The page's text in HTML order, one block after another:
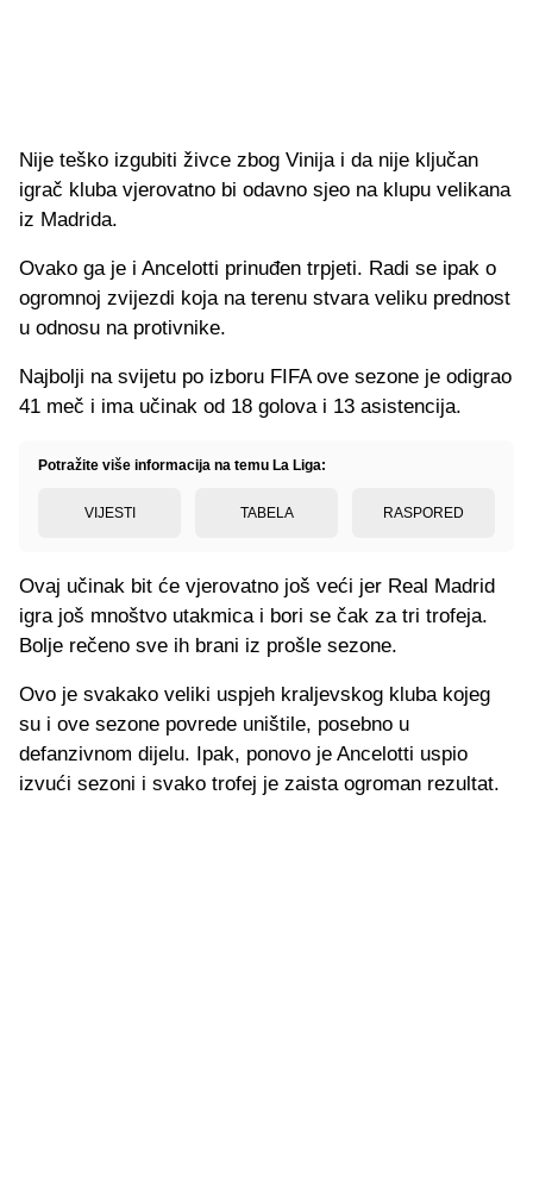
Nije teško izgubiti živce zbog Vinija i da nije ključan
igrač kluba vjerovatno bi odavno sjeo na klupu velikana
iz Madrida.
Ovako ga je i Ancelotti prinuđen trpjeti. Radi se ipak o
ogromnoj zvijezdi koja na terenu stvara veliku prednost
u odnosu na protivnike.
Najbolji na svijetu po izboru FIFA ove sezone je odigrao
41 meč i ima učinak od 18 golova i 13 asistencija.
Potražite više informacija na temu La Liga:
VIJESTI TABELA RASPORED
Ovaj učinak bit će vjerovatno još veći jer Real Madrid
igra još mnoštvo utakmica i bori se čak za tri trofeja.
Bolje rečeno sve ih brani iz prošle sezone.
Ovo je svakako veliki uspjeh kraljevskog kluba kojeg
su i ove sezone povrede uništile, posebno u
defanzivnom dijelu. Ipak, ponovo je Ancelotti uspio
izvući sezoni i svako trofej je zaista ogroman rezultat.